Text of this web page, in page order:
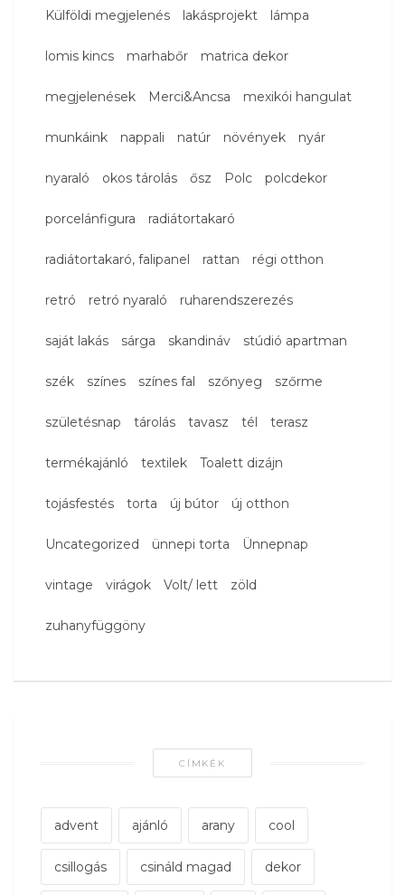
Külföldi megjelenés lakásprojekt lámpa
lomis kincs marhabőr matrica dekor
megjelenések Merci&Ancsa mexikói hangulat
munkáink nappali natúr növények nyár
nyaraló okos tárolás ősz Polc polcdekor
porcelánfigura radiátortakaró
radiátortakaró, falipanel rattan régi otthon
retró retró nyaraló ruharendszerezés
saját lakás sárga skandináv stúdió apartman
szék színes színes fal szőnyeg szőrme
születésnap tárolás tavasz tél terasz
termékajánló textilek Toalett dizájn
tojásfestés torta új bútor új otthon
Uncategorized ünnepi torta Ünnepnap
vintage virágok Volt/ lett zöld
zuhanyfüggöny
CÍMKÉK
advent ajánló arany cool
csillogás csináld magad dekor